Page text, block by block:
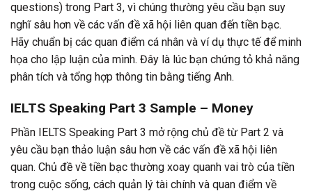
questions) trong Part 3, vì chúng thường yêu cầu bạn suy
nghĩ sâu hơn về các vấn đề xã hội liên quan đến tiền bạc.
Hãy chuẩn bị các quan điểm cá nhân và ví dụ thực tế để minh
họa cho lập luận của mình. Đây là lúc bạn chứng tỏ khả năng
phân tích và tổng hợp thông tin bằng tiếng Anh.
IELTS Speaking Part 3 Sample – Money
Phần IELTS Speaking Part 3 mở rộng chủ đề từ Part 2 và
yêu cầu bạn thảo luận sâu hơn về các vấn đề xã hội liên
quan. Chủ đề về tiền bạc thường xoay quanh vai trò của tiền
trong cuộc sống, cách quản lý tài chính và quan điểm về